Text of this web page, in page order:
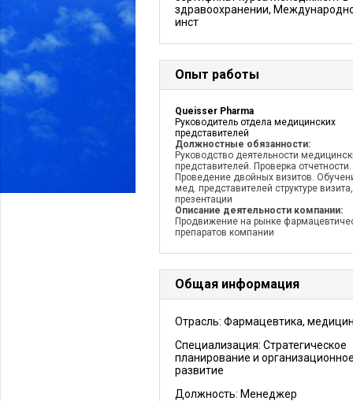
здравоохранении,
инст
Опыт работы
Queisser Pharma
Руководитель отдела медицинских
представителей
Должностные обязанности:
Руководство деятельности
представителей. Проверка отчетности.
Проведение двойных визитов.
мед. представителей структуре визита,
презентации
Описание деятельности компании:
Продвижение на рынке
препаратов компании
Общая информация
Отрасль: Фармацевтика,
Специализация: Стратегическое
планирование и организационное
развитие
Должность: Менеджер